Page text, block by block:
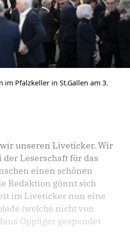
im Pfalzkeller in St.Gallen am 3.
unseren Liveticker. Wir
Leserschaft für das
einen schönen
Redaktion gönnt sich
im Liveticker nun eine
(welche nicht von
Oppliger gespendet